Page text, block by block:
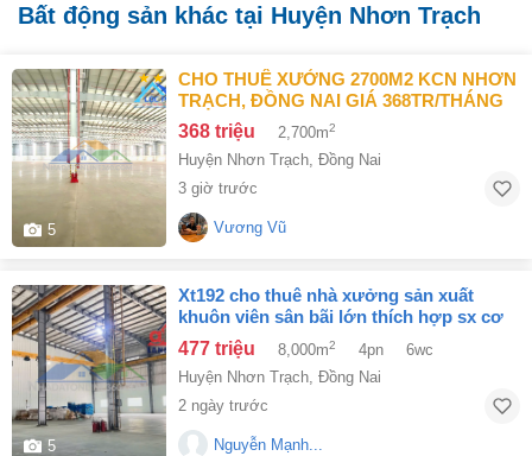
Bất động sản khác tại Huyện Nhơn Trạch
5
CHO THUÊ XƯỞNG 2700M2 KCN NHƠN
TRẠCH, ĐỒNG NAI GIÁ 368TR/THÁNG
368 triệu 2,700m2
Huyện Nhơn Trạch Đồng Nai
3 giờ trước
Vương Vũ
5
xt192 cho thuê nhà xưởng sản xuất
khuôn viên sân bãi lớn thích hợp sx cơ
khí cn phụ trợ
477 triệu 8,000m2 4pn
6wc
Huyện Nhơn Trạch, Đồng Nai
2 ngày trước
Nguyễn Mạnh...